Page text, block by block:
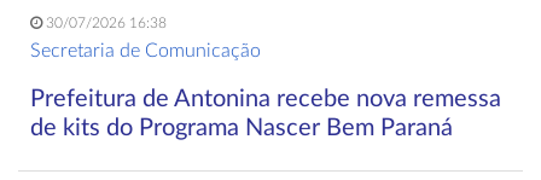
30/07/2026 16:38
Secretaria de Comunicação
Prefeitura de Antonina recebe nova remessa
de kits do Programa Nascer Bem Paraná